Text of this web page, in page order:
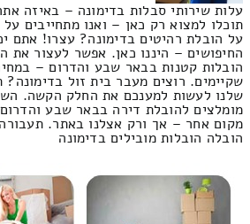
עלות שירותי סבלות בדימונה – באיזה
תוכלו למצוא רק כאן – ואנו מתחייבים
על הובלת רהיטים בדימונה? עצרו! אתם
החיפושים – היננו כאן. אפשר לעצור את
הובלות קטנות בבאר שבע והדרום –
שקיימים. רוצים מעבר בית זול בדימונה?
שלנו לעשות למענכם את החלק הקשה.
מומלצים להובלת דירה בבאר שבע
מקום אחר – אך ורק אצלנו באתר.
הובלה הובלות מובילים בדימונה